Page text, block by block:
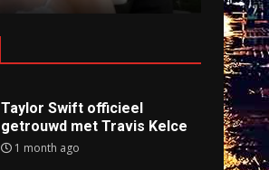
Taylor Swift officieel
getrouwd met Travis Kelce
1 month ago